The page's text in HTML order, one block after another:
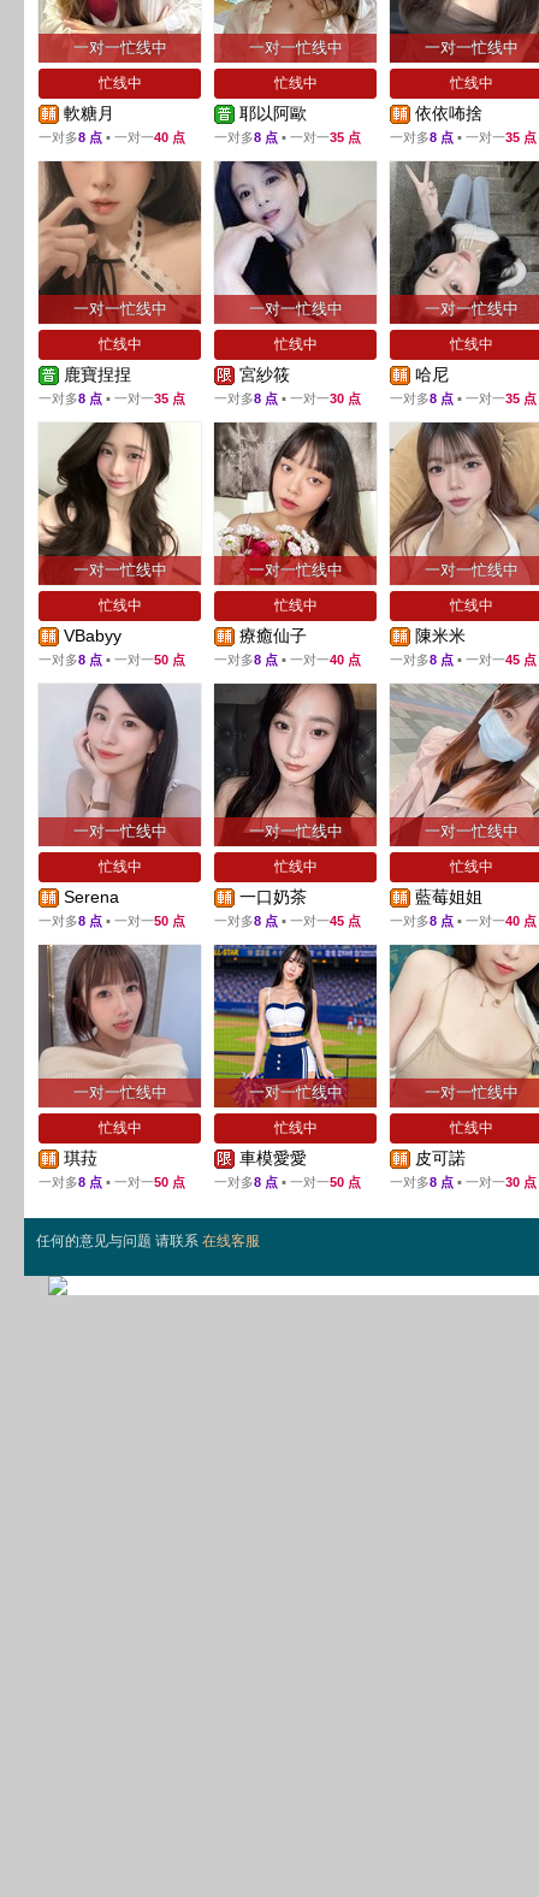
一对一忙线中
忙线中
軟糖月
一对多8 点 ▪ 一对一40 点
一对一忙线中
忙线中
耶以阿歐
一对多8 点 ▪ 一对一35 点
一对一忙线中
忙线中
依依咘捨
一对多8 点 ▪ 一对一35 点
一对一忙线中
忙线中
鹿寶捏捏
一对多8 点 ▪ 一对一35 点
一对一忙线中
忙线中
宮紗筱
一对多8 点 ▪ 一对一30 点
一对一忙线中
忙线中
哈尼
一对多8 点 ▪ 一对一35 点
一对一忙线中
忙线中
VBabyy
一对多8 点 ▪ 一对一50 点
一对一忙线中
忙线中
療癒仙子
一对多8 点 ▪ 一对一40 点
一对一忙线中
忙线中
陳米米
一对多8 点 ▪ 一对一45 点
一对一忙线中
忙线中
Serena
一对多8 点 ▪ 一对一50 点
一对一忙线中
忙线中
一口奶茶
一对多8 点 ▪ 一对一45 点
一对一忙线中
忙线中
藍莓姐姐
一对多8 点 ▪ 一对一40 点
一对一忙线中
忙线中
琪菈
一对多8 点 ▪ 一对一50 点
一对一忙线中
忙线中
車模愛愛
一对多8 点 ▪ 一对一50 点
一对一忙线中
忙线中
皮可諾
一对多8 点 ▪ 一对一30 点
任何的意见与问题 请联系 在线客服